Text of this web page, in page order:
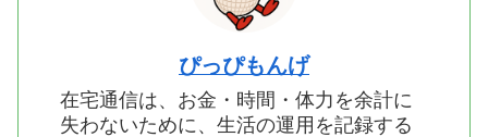
ぴっぴもんげ
在宅通信は、お金・時間・体力を余計に
失わないために、生活の運用を記録する